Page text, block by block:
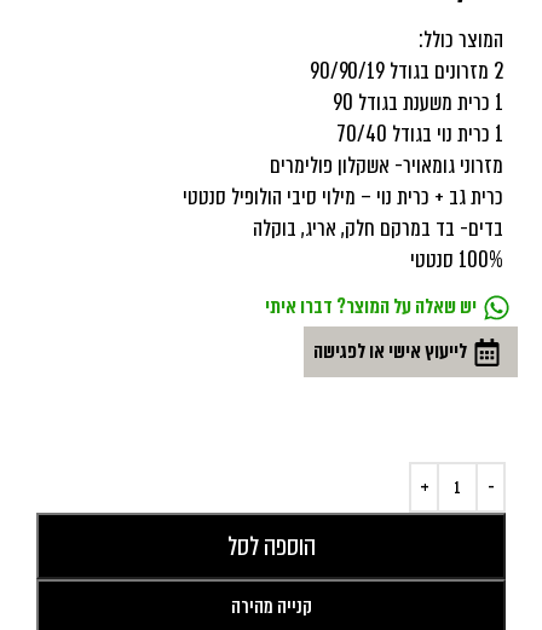
המוצר כולל:
2 מזרונים בגודל 90/90/19
1 כרית משענת בגודל 90
1 כרית נוי בגודל 70/40
מזרוני גומאויר- אשקלון פולימרים
כרית גב + כרית נוי – מילוי סיבי הולופיל סנטטי
בדים- בד במרקם חלק, אריג, בוקלה
100% סנטטי
יש שאלה על המוצר? דברו איתי
לייעוץ אישי או לפגישה
הוספה לסל
קנייה מהירה